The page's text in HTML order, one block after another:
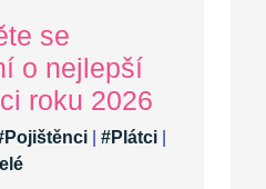
se
o nejlepší
roku 2026
#Plátci